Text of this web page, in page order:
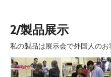
2/製品展示
私の製品は展示会で外国人のお